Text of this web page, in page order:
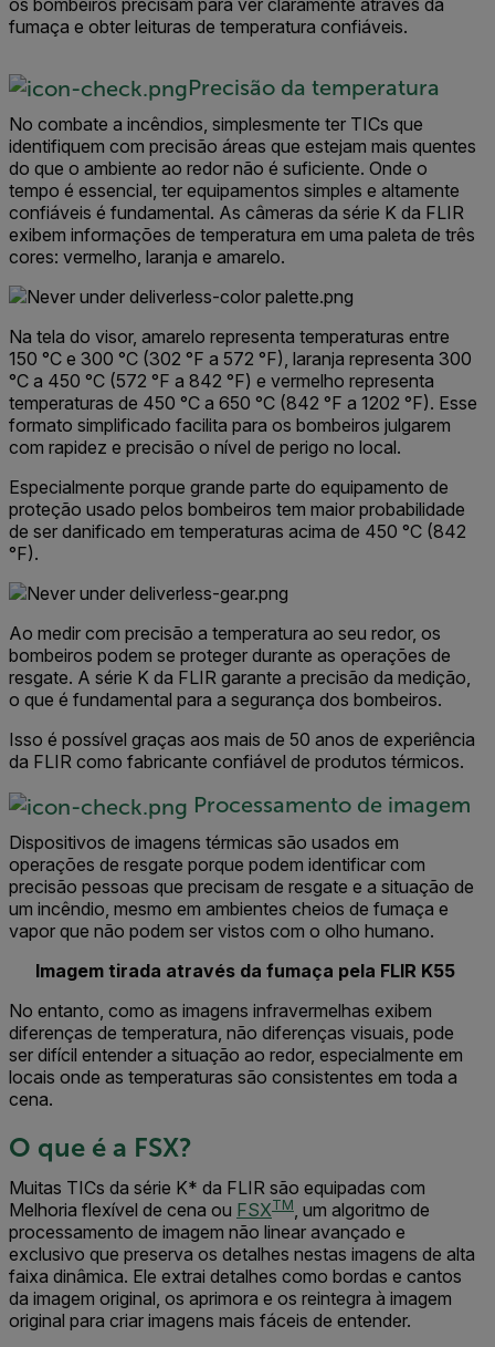
fumaça e obter leituras de temperatura confiáveis.
Precisão da temperatura
No combate a incêndios, simplesmente ter TICs que
identifiquem com precisão áreas que estejam mais quentes
do que o ambiente ao redor não é suficiente. Onde o
tempo é essencial, ter equipamentos simples e altamente
confiáveis é fundamental. As câmeras da série K da FLIR
exibem informações de temperatura em uma paleta de três
cores: vermelho, laranja e amarelo.
Na tela do visor, amarelo representa temperaturas entre
150 °C e 300 °C (302 °F a 572 °F), laranja representa 300
°C a 450 °C (572 °F a 842 °F) e vermelho representa
temperaturas de 450 °C a 650 °C (842 °F a 1202 °F). Esse
formato simplificado facilita para os bombeiros julgarem
com rapidez e precisão o nível de perigo no local.
Especialmente porque grande parte do equipamento de
proteção usado pelos bombeiros tem maior probabilidade
de ser danificado em temperaturas acima de 450 °C (842
°F).
Ao medir com precisão a temperatura ao seu redor, os
bombeiros podem se proteger durante as operações de
resgate. A série K da FLIR garante a precisão da medição,
o que é fundamental para a segurança dos bombeiros.
Isso é possível graças aos mais de 50 anos de experiência
da FLIR como fabricante confiável de produtos térmicos.
Processamento de imagem
Dispositivos de imagens térmicas são usados em
operações de resgate porque podem identificar com
precisão pessoas que precisam de resgate e a situação de
um incêndio, mesmo em ambientes cheios de fumaça e
vapor que não podem ser vistos com o olho humano.
Imagem tirada através da fumaça pela FLIR K55
No entanto, como as imagens infravermelhas exibem
diferenças de temperatura, não diferenças visuais, pode
ser difícil entender a situação ao redor, especialmente em
locais onde as temperaturas são consistentes em toda a
cena.
O que é a FSX?
Muitas TICs da série K* da FLIR são equipadas com
Melhoria flexível de cena ou FSXTM , um algoritmo de
processamento de imagem não linear avançado e
exclusivo que preserva os detalhes nestas imagens de alta
faixa dinâmica. Ele extrai detalhes como bordas e cantos
da imagem original, os aprimora e os reintegra à imagem
original para criar imagens mais fáceis de entender.